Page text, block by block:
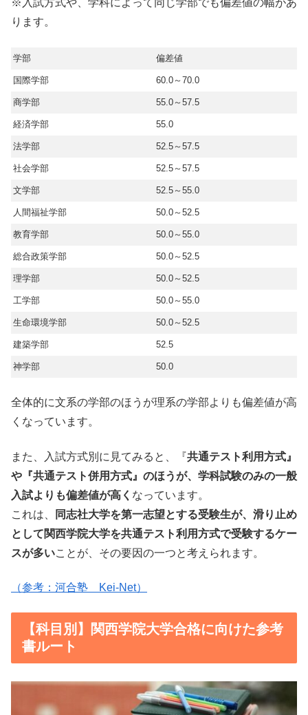
※入試方式や、学科によって同じ学部でも偏差値の幅があ
ります。
学部 偏差値
国際学部 60.0～70.0
商学部 55.0～57.5
経済学部 55.0
法学部 52.5～57.5
社会学部 52.5～57.5
文学部 52.5～55.0
人間福祉学部 50.0～52.5
教育学部 50.0～55.0
総合政策学部 50.0～52.5
理学部 50.0～52.5
工学部 50.0～55.0
生命環境学部 50.0～52.5
建築学部 52.5
神学部 50.0
全体的に文系の学部のほうが理系の学部よりも偏差値が高
くなっています。
また、入試方式別に見てみると、『共通テスト利用方式』
や『共通テスト併用方式』のほうが、学科試験のみの一般
入試よりも偏差値が高く なっています。
これは、
同志社大学を第一志望とする受験生が、滑り止め
として関西学院大学を共通テスト利用方式で受験するケー
スが多いことが、その要因の一つと考えられます。
（参考：河合塾 Kei-Net）
【科目別】関西学院大学合格に向けた参考
書ルート